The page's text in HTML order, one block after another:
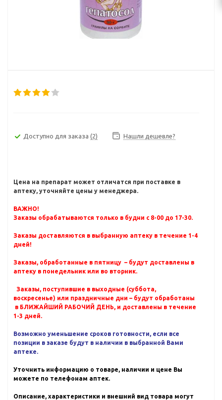
Доступно для заказа (2) Нашли дешевле?
Цена на препарат может отличатся при поставке в
аптеку, уточняйте цены у менеджера.
ВАЖНО!
Заказы обрабатываются только в будни с 8-00 до 17-30.
Заказы доставляются в выбранную аптеку в течение 1-4
дней!
Заказы, обработанные в пятницу – будут доставлены в
аптеку в понедельник или во вторник.
Заказы, поступившие в выходные (суббота,
воскресенье) или праздничные дни – будут обработаны
в БЛИЖАЙШИЙ РАБОЧИЙ ДЕНЬ, и доставлены в течение
1-3 дней.
Возможно уменьшение сроков готовности, если все
позиции в заказе будут в наличии в выбранной Вами
аптеке.
Уточнить информацию о товаре, наличии и цене Вы
можете по телефонам аптек.
Описание, характеристики и внешний вид товара могут